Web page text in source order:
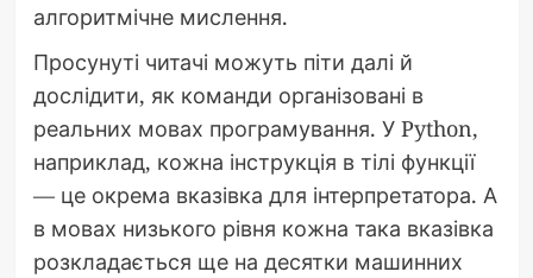
алгоритмічне мислення.
Просунуті читачі можуть піти далі й
дослідити, як команди організовані в
реальних мовах програмування. У Python,
наприклад, кожна інструкція в тілі функції
— це окрема вказівка для інтерпретатора. А
в мовах низького рівня кожна така вказівка
розкладається ще на десятки машинних